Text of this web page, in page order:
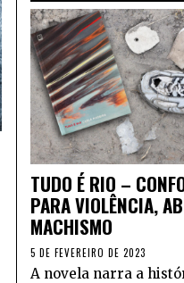
TUDO É RIO –
PARA VIOLÊNCIA,
MACHISMO
5 DE FEVEREIRO DE 2023
A novela narra a